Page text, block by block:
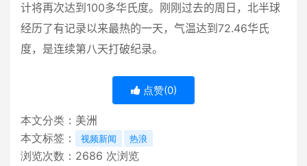
计将再次达到 100多华氏度。刚刚过去的周日，北半球
经历了有记录以来最热的一天，气温达到 72.46华氏
度，是连续第八天打破纪录。
点赞(0)
本文分类： 美洲
本文标签：
视频新闻 热浪
浏览次数： 2686 次浏览